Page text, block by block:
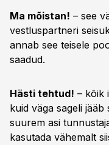
Ma mõistan! – see
vestluspartneri
annab see teisele
saadud.
Hästi tehtud! – kõik
kuid väga sageli jääb
suurem asi
kasutada vähemalt